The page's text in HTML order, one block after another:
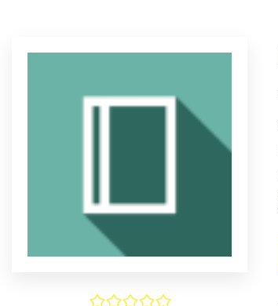
/5